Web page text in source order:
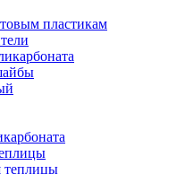
пластикам
теплицы